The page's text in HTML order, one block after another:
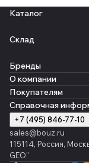
Каталог
Склад
Бренды
О компании
Покупателям
Справочная
+7 (495) 846-77-10
sales@bouz.ru
115114, Россия,
GEO"